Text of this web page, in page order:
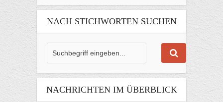
NACH STICHWORTEN SUCHEN
NACHRICHTEN IM ÜBERBLICK